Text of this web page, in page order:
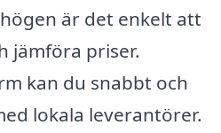
är det enkelt att
jämföra priser.
kan du snabbt och
lokala leverantörer.